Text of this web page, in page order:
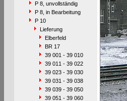
P 8, unvollständig
P 8, in Bearbeitung
P 10
Lieferung
Elberfeld
BR 17
39 001 - 39 010
39 011 - 39 022
39 023 - 39 030
39 031 - 39 038
39 039 - 39 050
39 051 - 39 060